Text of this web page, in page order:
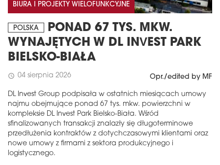
BIURA I PROJEKTY WIELOFUNKCYJNE
POLSKA
PONAD 67 TYS. MKW.
WYNAJĘTYCH W DL INVEST PARK
BIELSKO-BIAŁA
schedule 04 sierpnia 2026 Opr./edited by MF
DL Invest Group podpisała w ostatnich miesiącach umowy
najmu obejmujące ponad 67 tys. mkw. powierzchni w
kompleksie DL Invest Park Bielsko-Biała. Wśród
sfinalizowanych transakcji znalazły się długoterminowe
przedłużenia kontraktów z dotychczasowymi klientami oraz
nowe umowy z firmami z sektora produkcyjnego i
logistycznego.